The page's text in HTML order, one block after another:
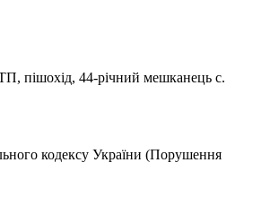
пішохід, 44-річний мешканець с.
кодексу України (Порушення